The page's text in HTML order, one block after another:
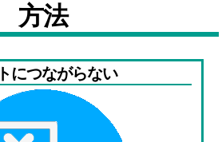
方法
につながらない